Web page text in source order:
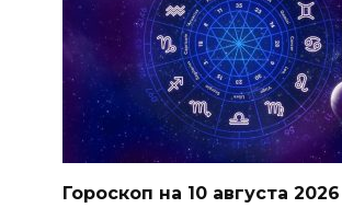
Гороскоп на 10 августа